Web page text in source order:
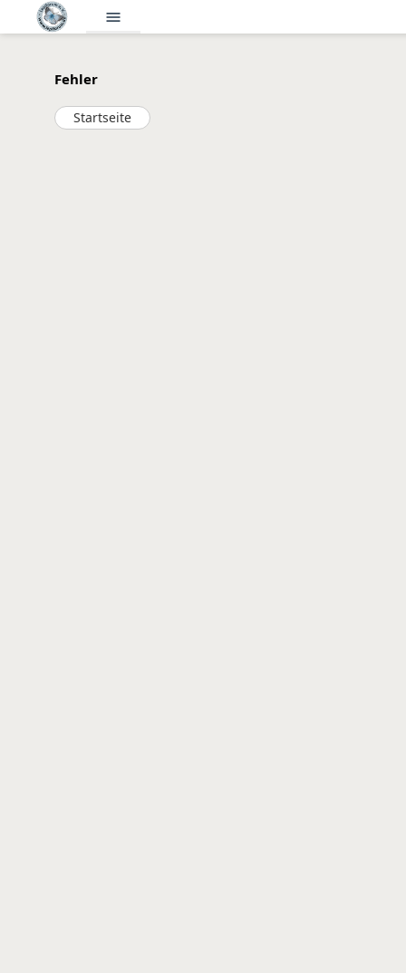
menu
Fehler
Startseite